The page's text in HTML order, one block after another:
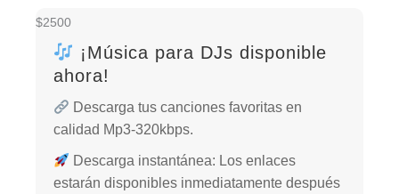
$2500
¡Música para DJs disponible
ahora!
Descarga tus canciones favoritas en
calidad Mp3-320kbps.
Descarga instantánea: Los enlaces
estarán disponibles inmediatamente después